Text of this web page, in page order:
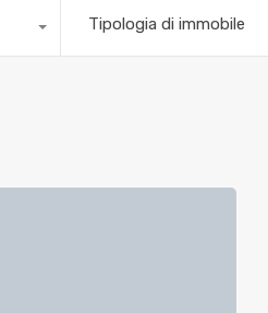
Tipologia di immobile